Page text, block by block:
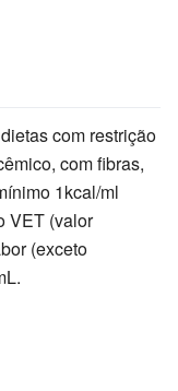
com restrição
com fibras,
1kcal/ml
VET (valor
(exceto